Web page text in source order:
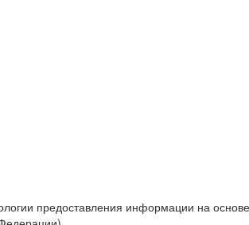
предоставления информации на